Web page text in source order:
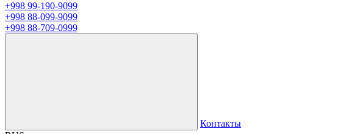
+998 99-190-9099
+998 88-099-9099
+998 88-709-0999
Контакты